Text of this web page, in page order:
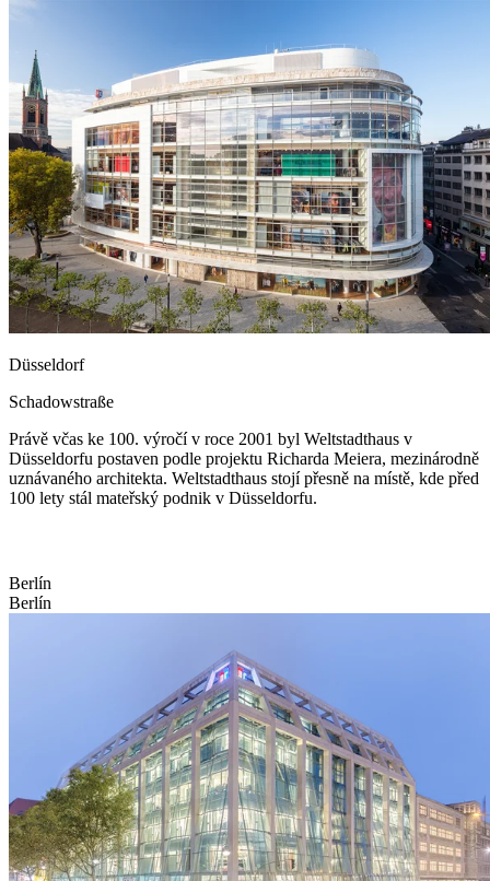
Düsseldorf
Schadowstraße
Právě včas ke 100. výročí v roce 2001 byl Weltstadthaus v
Düsseldorfu postaven podle projektu Richarda Meiera, mezinárodně
uznávaného architekta. Weltstadthaus stojí přesně na místě, kde před
100 lety stál mateřský podnik v Düsseldorfu.
Berlín
Berlín